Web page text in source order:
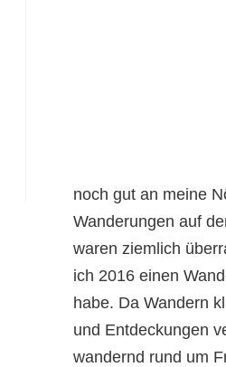
noch gut an meine
Wanderungen auf
waren ziemlich
ich 2016 einen
habe. Da Wandern
und Entdeckungen
wandernd rund um